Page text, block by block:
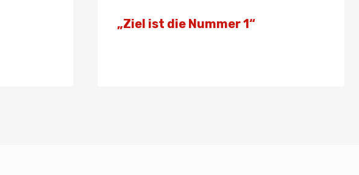
„Ziel ist die Nummer 1“